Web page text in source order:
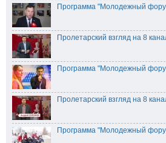
Программа "Молодежный
Пролетарский взгляд на 8
Программа "Молодежный
Пролетарский взгляд на 8
Программа "Молодежный